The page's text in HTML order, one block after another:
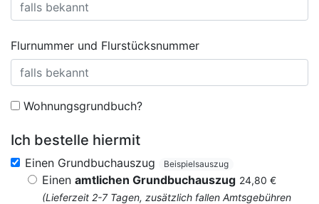
Flurnummer und Flurstücksnummer
Wohnungsgrundbuch?
Ich bestelle hiermit
Einen Grundbuchauszug Beispielsauszug
Einen amtlichen Grundbuchauszug 24,80 €
(Lieferzeit 2-7 Tagen, zusätzlich fallen Amtsgebühren